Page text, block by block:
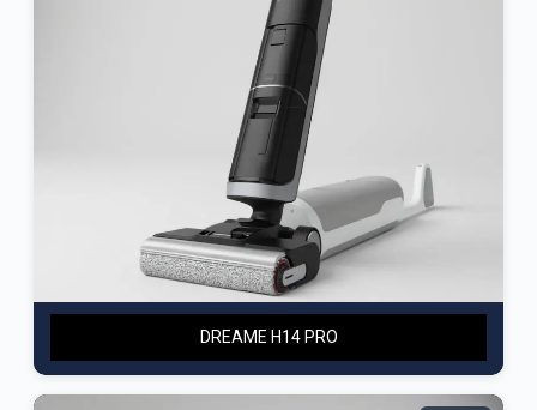
DREAME H14 PRO